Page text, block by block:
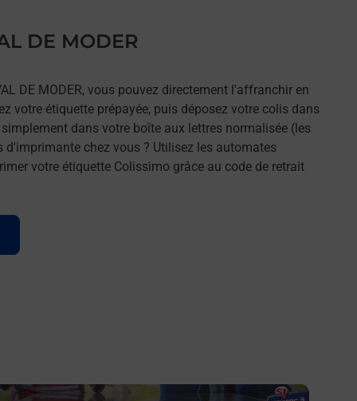
DE MODER
DE MODER, vous pouvez directement l'affranchir en
votre étiquette prépayée, puis déposez votre colis dans
dans votre boîte aux lettres normalisée (les
d'imprimante chez vous ? Utilisez les automates
votre étiquette Colissimo grâce au code de retrait
savoir plus